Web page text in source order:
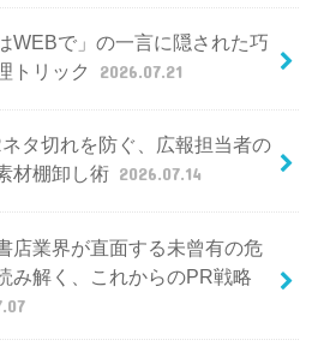
WEBで」の一言に隠された巧
トリック
2026.07.21
タ切れを防ぐ、広報担当者の
材棚卸し術 2026.07.14
店業界が直面する未曾有の危
み解く、これからのPR戦略